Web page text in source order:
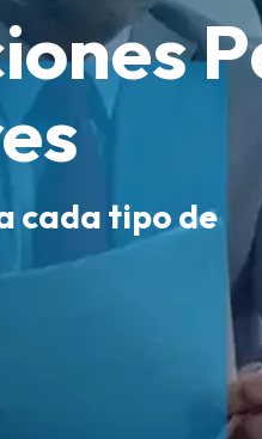
cada tipo de